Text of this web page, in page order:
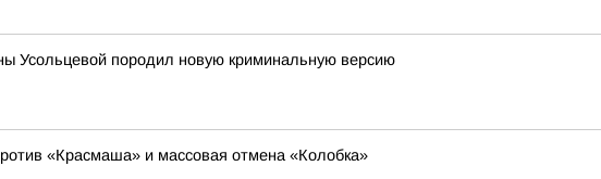
Усольцевой породил новую криминальную версию
«Красмаша» и массовая отмена «Колобка»